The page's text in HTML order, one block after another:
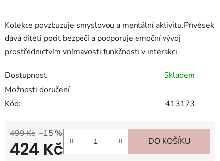
Kolekce povzbuzuje smyslovou a mentální aktivitu.Přívěsek
dává dítěti pocit bezpečí a podporuje emoční vývoj
prostřednictvím vnímavosti funkčnosti v interakci.
Dostupnost
Skladem
Možnosti doručení
Kód:
413173
499 Kč –15 %
424 Kč DO KOŠÍKU